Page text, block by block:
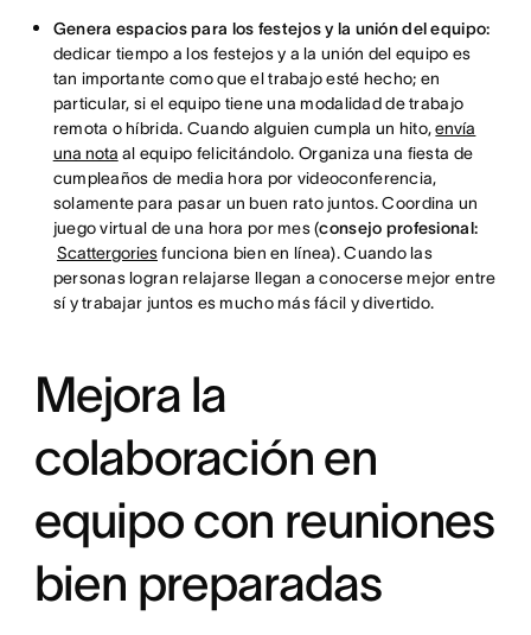
Genera espacios para los festejos y la unión del equipo:
dedicar tiempo a los festejos y a la unión del equipo es
tan importante como que el trabajo esté hecho; en
particular, si el equipo tiene una modalidad de trabajo
remota o híbrida. Cuando alguien cumpla un hito,envía
una nota al equipo felicitándolo. Organiza una fiesta de
cumpleaños de media hora por videoconferencia,
solamente para pasar un buen rato juntos. Coordina un
juego virtual de una hora por mes (consejo profesional:
Scattergoriesfunciona bien en línea). Cuando las
personas logran relajarse llegan a conocerse mejor entre
sí y trabajar juntos es mucho más fácil y divertido.
Mejora la
colaboración en
equipo con reuniones
bien preparadas